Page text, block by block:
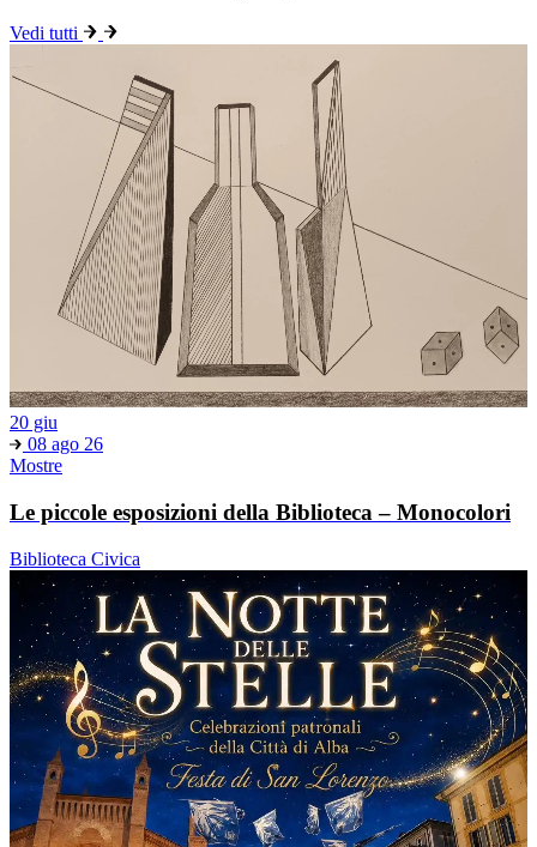
Vedi tutti
20 giu
08 ago 26
Mostre
Le piccole esposizioni della Biblioteca – Monocolori
Biblioteca Civica